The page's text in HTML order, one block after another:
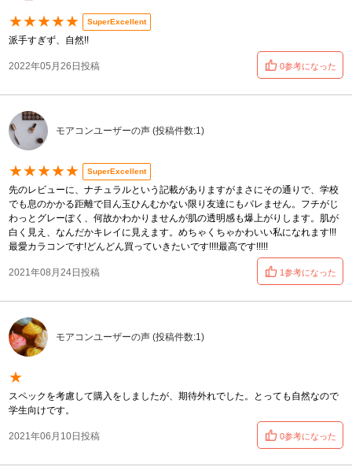
★★★★★ SuperExcellent
派手すぎず、自然!!
2022年05月26日投稿 0参考になった
モアコンユーザーの声 (投稿件数:1)
★★★★★ SuperExcellent
先のレビューに、ナチュラルという記載がありますがまさにその通りで、学校
でも息のかかる距離で目ん玉ひんむかない限り友達にもバレません。フチがじ
わっとグレーぽく、何故かわかりませんが肌の透明感も爆上がりします。肌が
白く見え、なんだかキレイに見えます。めちゃくちゃかわいい私になれます!!!
最愛カラコンです!どんどん買っていきたいです!!!!最高です!!!!!
2021年08月24日投稿 1参考になった
モアコンユーザーの声 (投稿件数:1)
★
スペックを考慮して購入をしましたが、期待外れでした。とっても自然なので
学生向けです。
2021年06月10日投稿 0参考になった